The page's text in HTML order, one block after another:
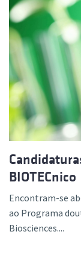
BIOTECnico
Encontram-se
ao Programa
Biosciences....